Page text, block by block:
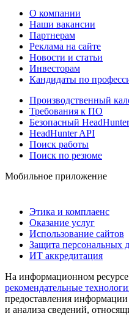
О компании
Наши вакансии
Партнерам
Реклама на сайте
Новости и статьи
Инвесторам
Кандидаты по
Производственный
Требования к ПО
Безопасный HeadHunter
HeadHunter API
Поиск работы
Поиск по резюме
Мобильное приложение
Этика и комплаенс
Оказание услуг
Использование сайтов
Защита персональных
ИТ аккредитация
На информационном
рекомендательные
предоставления информации
и анализа сведений,